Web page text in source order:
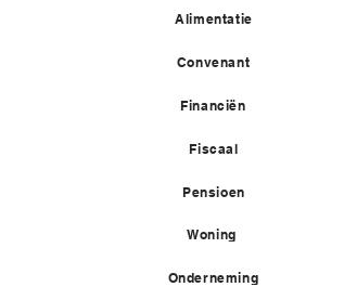
Alimentatie
Convenant
Financiën
Fiscaal
Pensioen
Woning
Onderneming